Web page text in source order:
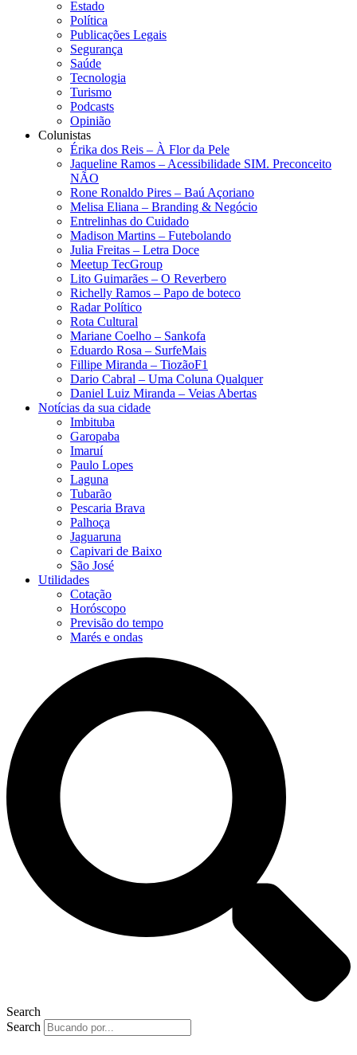
Estado
Política
Publicações Legais
Segurança
Saúde
Tecnologia
Turismo
Podcasts
Opinião
Colunistas
Érika dos Reis​ – À Flor da Pele
Jaqueline Ramos – Acessibilidade SIM. Preconceito
NÃO
Rone Ronaldo Pires – Baú Açoriano
Melisa Eliana – Branding & Negócio
Entrelinhas do Cuidado
Madison Martins – Futebolando
Julia Freitas​ – Letra Doce
Meetup TecGroup
Lito Guimarães – O Reverbero
Richelly Ramos​ – Papo de boteco
Radar Político
Rota Cultural
Mariane Coelho – Sankofa
Eduardo Rosa​ – SurfeMais
Fillipe Miranda – TiozãoF1
Dario Cabral – Uma Coluna Qualquer
Daniel Luiz Miranda – Veias Abertas
Notícias da sua cidade
Imbituba
Garopaba
Imaruí
Paulo Lopes
Laguna
Tubarão
Pescaria Brava
Palhoça
Jaguaruna
Capivari de Baixo
São José
Utilidades
Cotação
Horóscopo
Previsão do tempo
Marés e ondas
Search
Search